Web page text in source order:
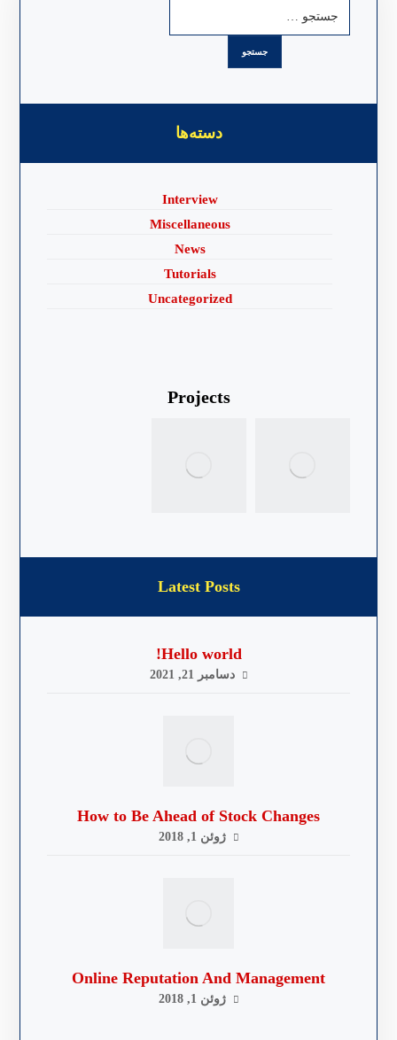
دسته‌ها
Interview
Miscellaneous
News
Tutorials
Uncategorized
Projects
Latest Posts
Hello world!
دسامبر 21, 2021
How to Be Ahead of Stock Changes
ژوئن 1, 2018
Online Reputation And Management
ژوئن 1, 2018